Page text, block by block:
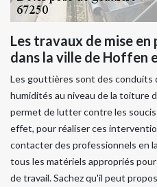
Les travaux de mise
dans la ville de Hoffen
Les gouttières sont des conduits
humidités au niveau de la toiture
permet de lutter contre les
effet, pour réaliser ces
contacter des professionnels en
tous les matériels appropriés
de travail. Sachez qu'il peut